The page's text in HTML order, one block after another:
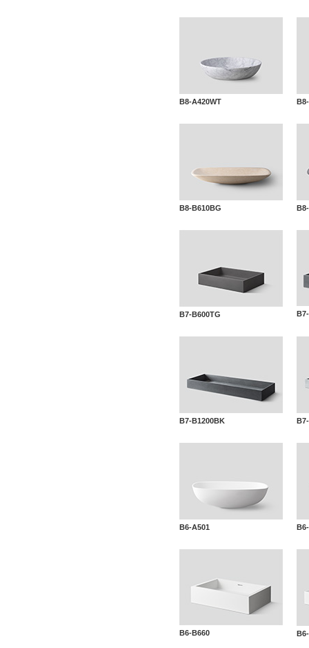
B8-A420WT
B8-B610BG
B7-B600TG
B7-B1200BK
B6-A501
B6-B660